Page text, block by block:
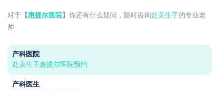
对于 【惠提尔医院】 你还有什么疑问，随时咨询赴美生子的专业老
师
产科医院
赴美生子惠提尔医院预约
产科医生